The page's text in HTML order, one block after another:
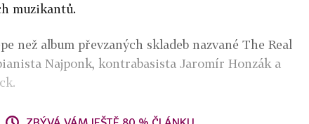
muzikantů.
než album převzaných skladeb nazvané The Real
Najponk, kontrabasista Jaromír Honzák a